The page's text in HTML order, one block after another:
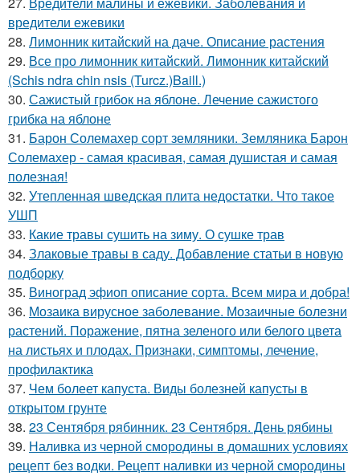
вредители ежевики
28. Лимонник китайский на даче. Описание растения
29. Все про лимонник китайский. Лимонник китайский
(Schis ndra chin nsis (Turcz.)Baill.)
30. Сажистый грибок на яблоне. Лечение сажистого
грибка на яблоне
31. Барон Солемахер сорт земляники. Земляника Барон
Солемахер - самая красивая, самая душистая и самая
полезная!
32. Утепленная шведская плита недостатки. Что такое
УШП
33. Какие травы сушить на зиму. О сушке трав
34. Злаковые травы в саду. Добавление статьи в новую
подборку
35. Виноград эфиоп описание сорта. Всем мира и добра!
36. Мозаика вирусное заболевание. Мозаичные болезни
растений. Поражение, пятна зеленого или белого цвета
на листьях и плодах. Признаки, симптомы, лечение,
профилактика
37. Чем болеет капуста. Виды болезней капусты в
открытом грунте
38. 23 Сентября рябинник. 23 Сентября. День рябины
39. Наливка из черной смородины в домашних условиях
рецепт без водки. Рецепт наливки из черной смородины